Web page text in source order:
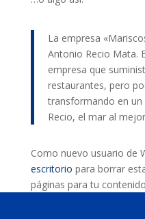
La empresa
Antonio Recio Mata.
empresa que
restaurantes, pero
transformando en
Recio, el mar al
Como nuevo usuario de
escritorio para borrar
páginas para tu